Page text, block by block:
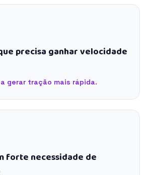
precisa ganhar velocidade
gerar tração mais rápida.
forte necessidade de